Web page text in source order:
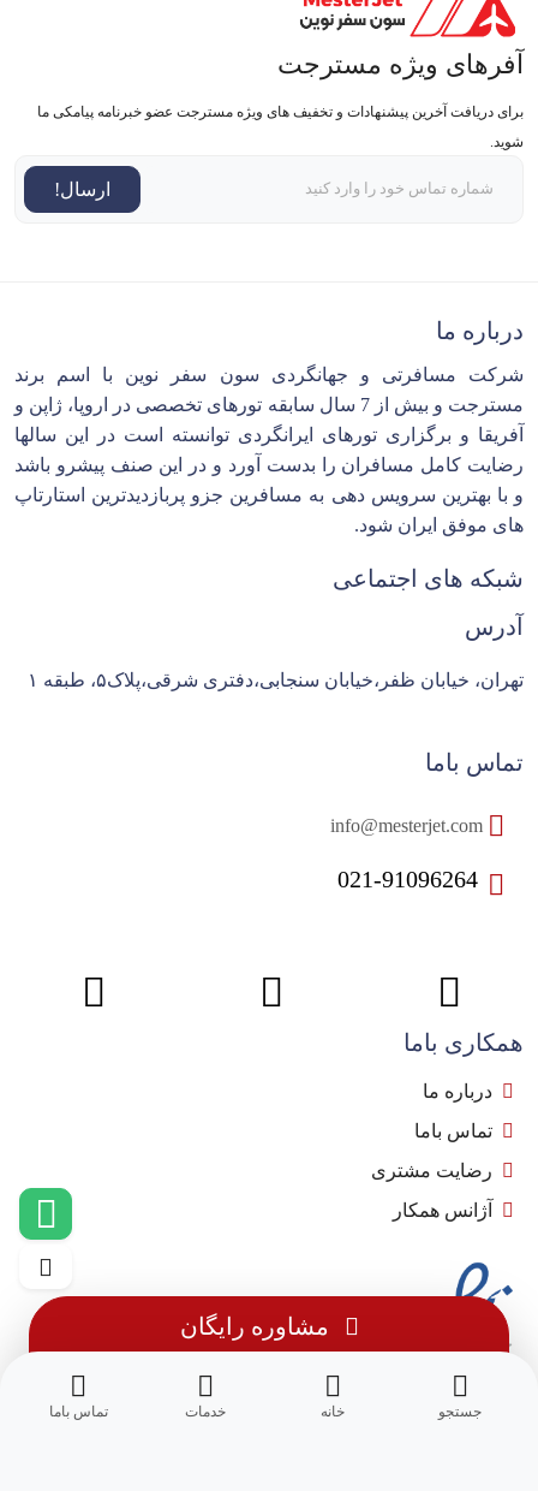
مشاوره رایگان
جستجو خانه خدمات تماس باما
آفرهای ویژه مسترجت
برای دریافت آخرین پیشنهادات و تخفیف های ویژه مسترجت عضو خبرنامه پیامکی ما
شوید.
ارسال!
درباره ما
شرکت مسافرتی و جهانگردی سون سفر نوین با اسم برند
مسترجت و بیش از 7 سال سابقه تورهای تخصصی در اروپا، ژاپن و
آفریقا و برگزاری تورهای ایرانگردی توانسته است در این سالها
رضایت کامل مسافران را بدست آورد و در این صنف پیشرو باشد
و با بهترین سرویس دهی به مسافرین جزو پربازدیدترین استارتاپ
های موفق ایران شود.
شبکه های اجتماعی
آدرس
تهران، خیابان ظفر،خیابان سنجابی،دفتری شرقی،پلاک۵، طبقه ۱
تماس باما
021-91096264
همکاری باما
درباره ما
تماس باما
رضایت مشتری
آژانس همکار